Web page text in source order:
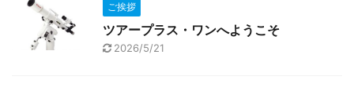
ご挨拶
ツアープラス・ワンへようこそ
2026/5/21